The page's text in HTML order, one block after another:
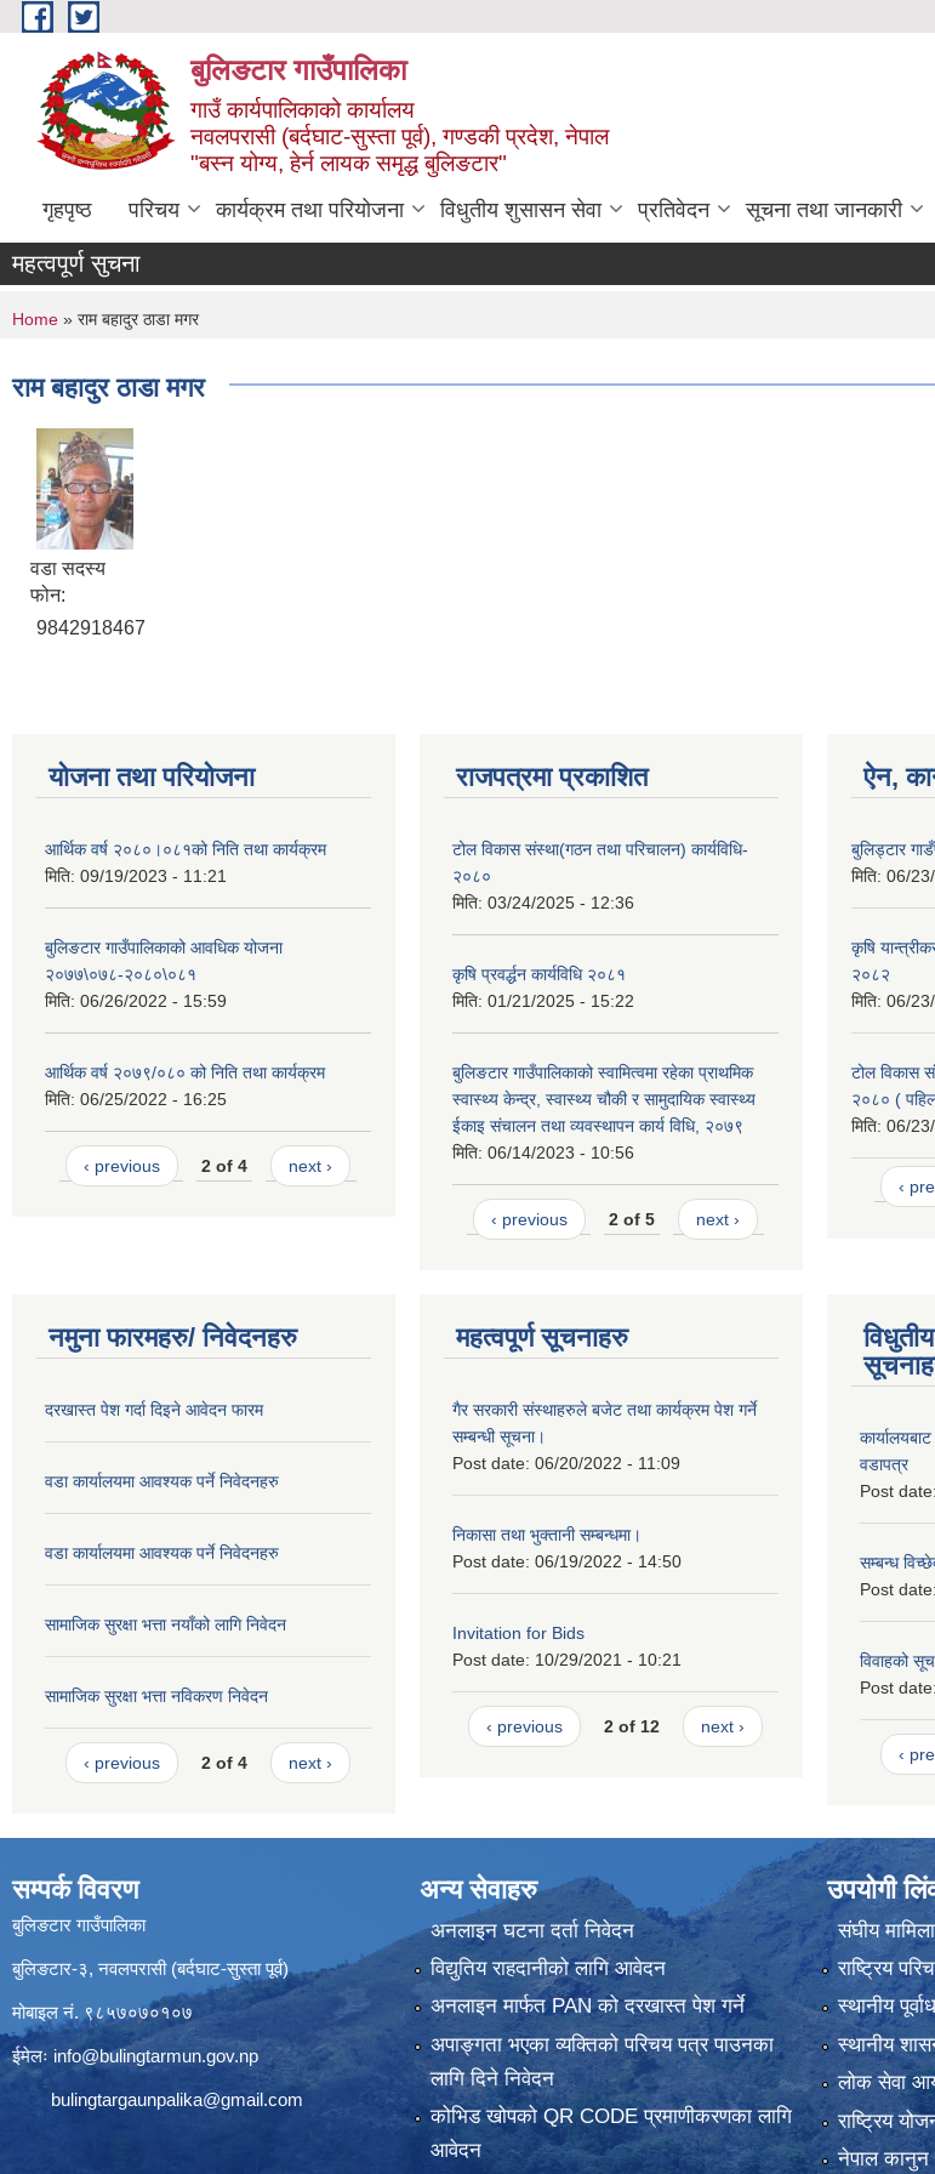
Skip to main content
बुलिङटार गाउँपालिका
गाउँ कार्यपालिकाको कार्यालय
नवलपरासी (बर्दघाट-सुस्ता पूर्व), गण्डकी प्रदेश, नेपाल
"बस्न योग्य, हेर्न लायक समृद्ध बुलिङटार"
गृहपृष्ठ परिचय कार्यक्रम तथा परियोजना विधुतीय शुसासन सेवा प्रतिवेदन सूचना तथा जानकारी
महत्वपूर्ण सुचना
You are here
Home » राम बहादुर ठाडा मगर
राम बहादुर ठाडा मगर
वडा सदस्य
फोन:
9842918467
योजना तथा परियोजना
आर्थिक वर्ष २०८०।०८१को निति तथा कार्यक्रम
मिति: 09/19/2023 - 11:21
बुलिङटार गाउँपालिकाको आवधिक योजना
२०७७\०७८-२०८०\०८१
मिति: 06/26/2022 - 15:59
आर्थिक वर्ष २०७९/०८० को निति तथा कार्यक्रम
मिति: 06/25/2022 - 16:25
‹ previous 2 of 4 next ›
राजपत्रमा प्रकाशित
टोल विकास संस्था(गठन तथा परिचालन) कार्यविधि-
२०८०
मिति: 03/24/2025 - 12:36
कृषि प्रवर्द्धन कार्यविधि २०८१
मिति: 01/21/2025 - 15:22
बुलिङटार गाउँपालिकाको स्वामित्वमा रहेका प्राथमिक
स्वास्थ्य केन्द्र, स्वास्थ्य चौकी र सामुदायिक स्वास्थ्य
ईकाइ संचालन तथा व्यवस्थापन कार्य विधि, २०७९
मिति: 06/14/2023 - 10:56
‹ previous 2 of 5 next ›
ऐन,
बुलिड्टार
मिति: 06/
कृषि
२०८२
मिति: 06/
टोल विकास
२०८० (
मिति: 06/
‹
नमुना फारमहरु/ निवेदनहरु
दरखास्त पेश गर्दा दिइने आवेदन फारम
वडा कार्यालयमा आवश्यक पर्ने निवेदनहरु
वडा कार्यालयमा आवश्यक पर्ने निवेदनहरु
सामाजिक सुरक्षा भत्ता नयाँको लागि निवेदन
सामाजिक सुरक्षा भत्ता नविकरण निवेदन
‹ previous 2 of 4 next ›
महत्वपूर्ण सूचनाहरु
गैर सरकारी संस्थाहरुले बजेट तथा कार्यक्रम पेश गर्ने
सम्बन्धी सूचना।
Post date: 06/20/2022 - 11:09
निकासा तथा भुक्तानी सम्बन्धमा।
Post date: 06/19/2022 - 14:50
Invitation for Bids
Post date: 10/29/2021 - 10:21
‹ previous 2 of 12 next ›
वडापत्र
Post date:
सम्बन्ध
Post date:
विवाहको
Post date:
‹
सम्पर्क विवरण
बुलिङटार गाउँपालिका
बुलिङटार-३, नवलपरासी (बर्दघाट-सुस्ता पूर्व)
मोबाइल नं. ९८५७०७०१०७
ईमेलः info@bulingtarmun.gov.np
bulingtargaunpalika@gmail.com
अन्य सेवाहरु
अनलाइन घटना दर्ता निवेदन
विद्युतिय राहदानीको लागि आवेदन
अनलाइन मार्फत PAN को दरखास्त पेश गर्ने
अपाङ्गता भएका व्यक्तिको परिचय पत्र पाउनका
लागि दिने निवेदन
कोभिड खोपको QR CODE प्रमाणीकरणका लागि
आवेदन
उपयोगी
संघीय
राष्ट्रिय
स्थानीय
स्थानीय
लोक सेवा
राष्ट्रिय
नेपाल कानुन